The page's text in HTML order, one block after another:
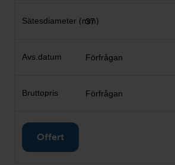
37
Förfrågan
Förfrågan
Offert